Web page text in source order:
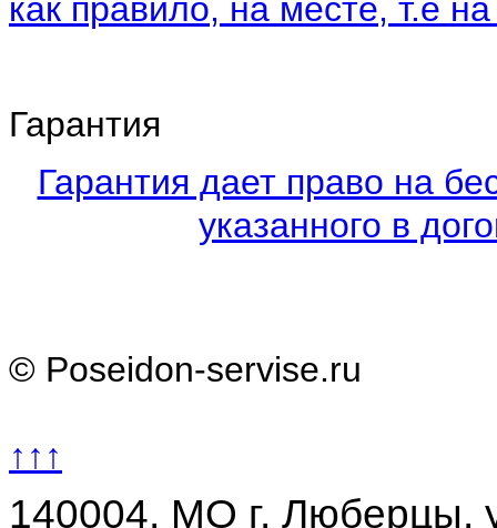
как правило, на месте, т.е
Гарантия
Гарантия дает право на
указанного в
© Poseidon-servise.ru
↑↑↑
140004, МО г. Люберцы,